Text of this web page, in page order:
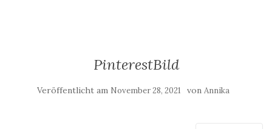
PinterestBild
Veröffentlicht am November 28, 2021 von Annika